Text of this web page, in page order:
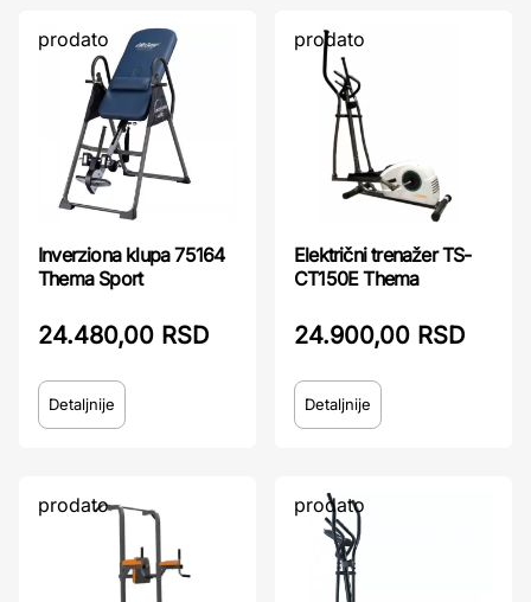
prodato
Inverziona klupa 75164
Thema Sport
24.480,00 RSD
Detaljnije
prodato
Električni trenažer TS-
CT150E Thema
24.900,00 RSD
Detaljnije
prodato prodato